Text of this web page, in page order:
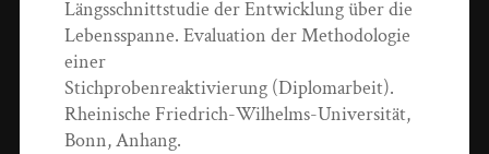
Längsschnittstudie der Entwicklung über die
Lebensspanne. Evaluation der Methodologie
einer
Stichprobenreaktivierung (Diplomarbeit).
Rheinische Friedrich-Wilhelms-Universität,
Bonn, Anhang.